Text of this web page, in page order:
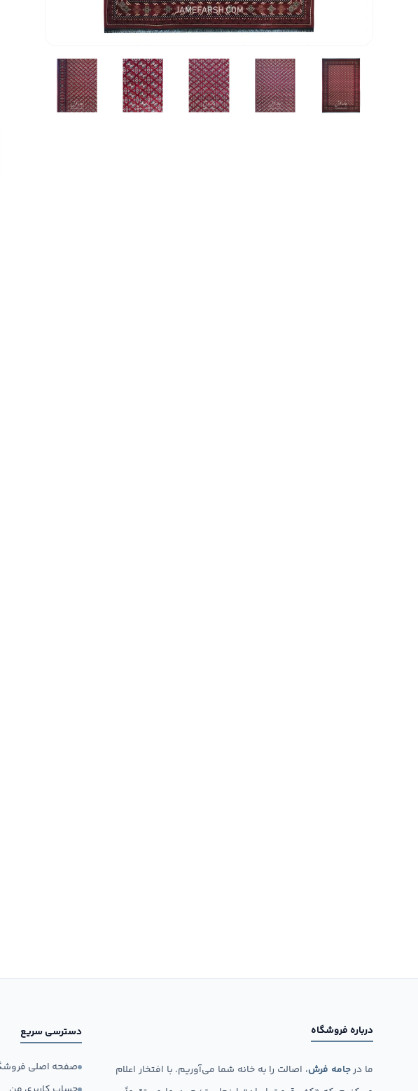
درباره فروشگاه
ما درجامه فرش، اصالت را به خانه شما می‌آوریم. با افتخار اعلام
دسترسی سریع
صفحه اصلی